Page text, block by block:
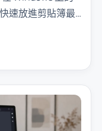
速放進剪貼簿最